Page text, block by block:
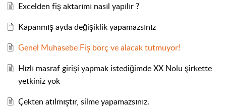
Excelden fiş aktarımı nasıl yapılır ?
Kapanmış ayda değişiklik yapamazsınız
Genel Muhasebe Fiş borç ve alacak tutmuyor!
Hızlı masraf girişi yapmak istediğimde XX Nolu şirkette
yetkiniz yok
Çekten atılmıştır, silme yapamazsınız.